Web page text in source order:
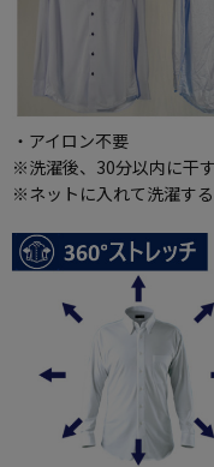
・アイロン不要
※洗濯後、30分以内に干
※ネットに入れて洗濯する